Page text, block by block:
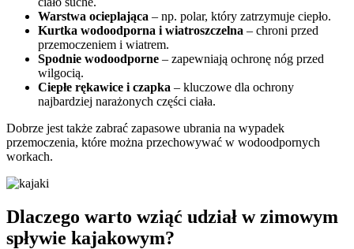
Warstwa ocieplająca – np. polar, który zatrzymuje ciepło.
Kurtka wodoodporna i wiatroszczelna – chroni przed
przemoczeniem i wiatrem.
Spodnie wodoodporne – zapewniają ochronę nóg przed
wilgocią.
Ciepłe rękawice i czapka – kluczowe dla ochrony
najbardziej narażonych części ciała.
Dobrze jest także zabrać zapasowe ubrania na wypadek
przemoczenia, które można przechowywać w wodoodpornych
workach.
Dlaczego warto wziąć udział w zimowym
spływie kajakowym?